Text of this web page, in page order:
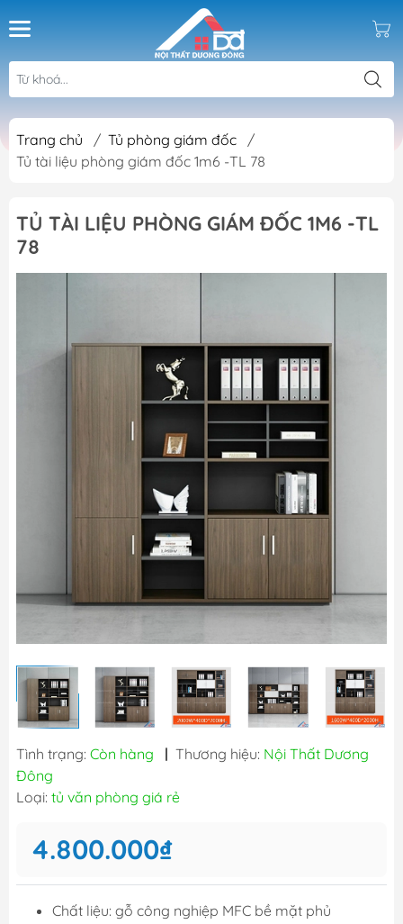
Trang chủ / Tủ phòng giám đốc
/
Tủ tài liệu phòng giám đốc 1m6 -TL 78
TỦ TÀI LIỆU PHÒNG GIÁM ĐỐC 1M6 -TL
78
Tình trạng: Còn hàng | Thương hiệu: Nội Thất Dương
Đông
Loại: tủ văn phòng giá rẻ
4.800.000₫
Chất liệu: gỗ công nghiệp MFC bề mặt phủ